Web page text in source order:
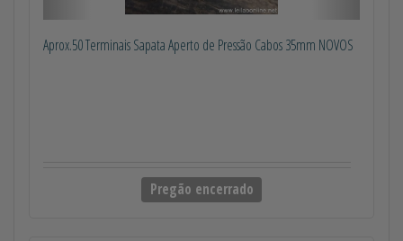
Aprox.50 Terminais Sapata Aperto de Pressão Cabos 35mm NOVOS
Pregão encerrado